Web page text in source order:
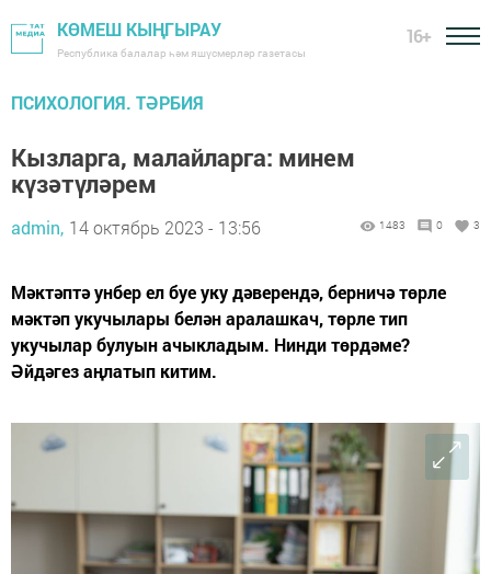
КӨМЕШ КЫҢГЫРАУ
Республика балалар һәм яшүсмерләр газетасы
16+
ПСИХОЛОГИЯ. ТӘРБИЯ
Кызларга, малайларга: минем
күзәтүләрем
admin, 14 октябрь 2023 - 13:56 1483 0 3
Мәктәптә унбер ел буе уку дәверендә, берничә төрле
мәктәп укучылары белән аралашкач, төрле тип
укучылар булуын ачыкладым. Нинди төрдәме?
Әйдәгез аңлатып китим.